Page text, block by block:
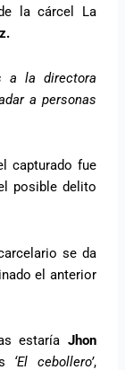
la cárcel La
a la directora
a personas
capturado fue
posible delito
se da
el anterior
estaría Jhon
‘El cebollero’,